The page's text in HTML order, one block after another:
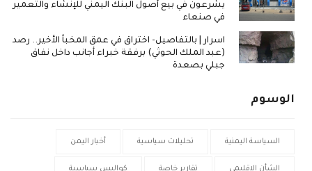
يشرعون في بيع أصول البنك اليمني للإنشاء والتعمير
في صنعاء
اسرار | بالتفاصيل- اختراق في عمق المخبأ الأخير.. رصد
(عبد الملك الحوثي) برفقة خبراء أجانب داخل نفاق
جبلي بصعدة
الوسوم
السياسة اليمنية تحليلات سياسية أخبار اليمن
الشأن الإقليمي تقارير خاصة كواليس سياسية